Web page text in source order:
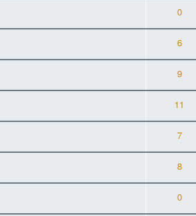
0
6
9
11
7
8
0